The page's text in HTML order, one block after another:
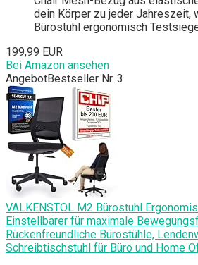
dein Körper zu jeder Jahreszeit,
Bürostuhl ergonomisch
199,99 EUR
Bei Amazon ansehen
AngebotBestseller Nr. 3
VALKENSTOL M2 Bürostuhl
Einstellbarer für maximale
Rückenfreundliche Bürostühle,
Schreibtischstuhl für Büro und Home